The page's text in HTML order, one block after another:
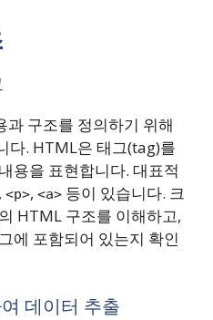
구조를 정의하기 위해
다. HTML은 태그(tag)를
용을 표현합니다. 대표적
, <p>, <a> 등이 있습니다. 크
HTML 구조를 이해하고,
에 포함되어 있는지 확인
데이터 추출